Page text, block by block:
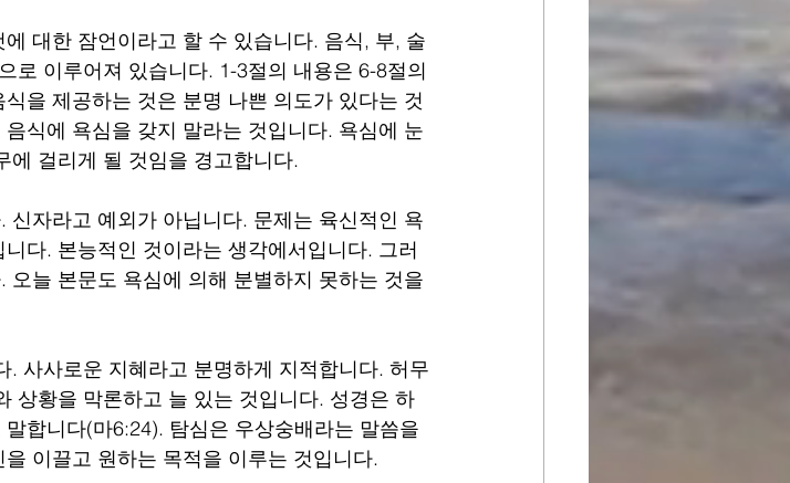
대한 잠언이라고 할 수 있습니다. 음식, 부, 술
로 이루어져 있습니다. 1-3절의 내용은 6-8절의
을 제공하는 것은 분명 나쁜 의도가 있다는 것
식에 욕심을 갖지 말라는 것입니다. 욕심에 눈
에 걸리게 될 것임을 경고합니다.
자라고 예외가 아닙니다. 문제는 육신적인 욕
다. 본능적인 것이라는 생각에서입니다. 그러
늘 본문도 욕심에 의해 분별하지 못하는 것을
사사로운 지혜라고 분명하게 지적합니다. 허무
상황을 막론하고 늘 있는 것입니다. 성경은 하
합니다(마6:24). 탐심은 우상숭배라는 말씀을
이끌고 원하는 목적을 이루는 것입니다.